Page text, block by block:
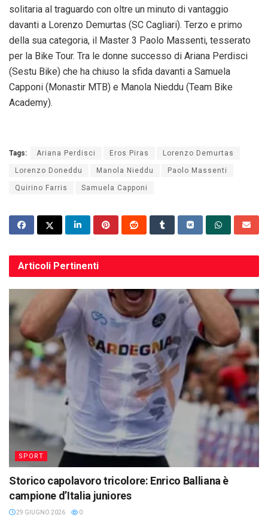
solitaria al traguardo con oltre un minuto di vantaggio
davanti a Lorenzo Demurtas (SC Cagliari). Terzo e primo
della sua categoria, il Master 3 Paolo Massenti, tesserato
per la Bike Tour. Tra le donne successo di Ariana Perdisci
(Sestu Bike) che ha chiuso la sfida davanti a Samuela
Capponi (Monastir MTB) e Manola Nieddu (Team Bike
Academy).
Tags: Ariana Perdisci Eros Piras Lorenzo Demurtas
Lorenzo Doneddu Manola Nieddu Paolo Massenti
Quirino Farris Samuela Capponi
Articoli Pertinenti
SPORT
Storico capolavoro tricolore: Enrico Balliana è
campione d’Italia juniores
29 GIUGNO 2026 0